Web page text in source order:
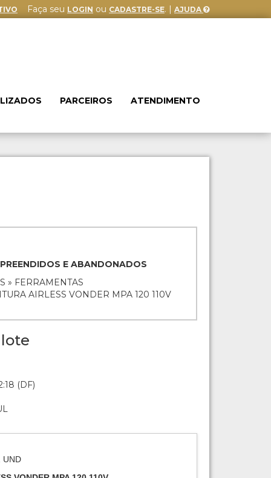
Faça seu LOGIN ou CADASTRE-SE. | AJUDA
PARCEIROS ATENDIMENTO
E ABANDONADOS
» FERRAMENTAS
AIRLESS VONDER MPA 120 110V
(DF)
UND